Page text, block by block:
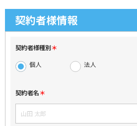
契約者様情報
契約者様種別
個人
法人
契約者名